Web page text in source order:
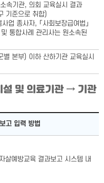
속기관, 의회 교육실시 결과
기준으로 취합)
업 종사자, 「사회보장급여법」
통합사례 관리사는 원소속된
본부) 이하 산하기관 교육실시
설 및 의료기관 → 기관
고 입력 방법
살예방교육 결과보고 시스템 내